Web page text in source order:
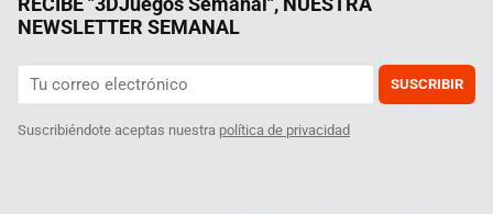
NEWSLETTER SEMANAL
SUSCRIBIR
Suscribiéndote aceptas nuestra política de privacidad